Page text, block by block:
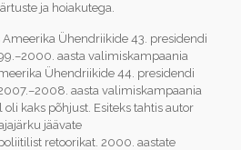
ja hoiakutega.
Ühendriikide 43. presidendi
aasta valimiskampaania
Ühendriikide 44. presidendi
aasta valimiskampaania
kaks põhjust. Esiteks tahtis autor
jäävate
retoorikat. 2000. aastate